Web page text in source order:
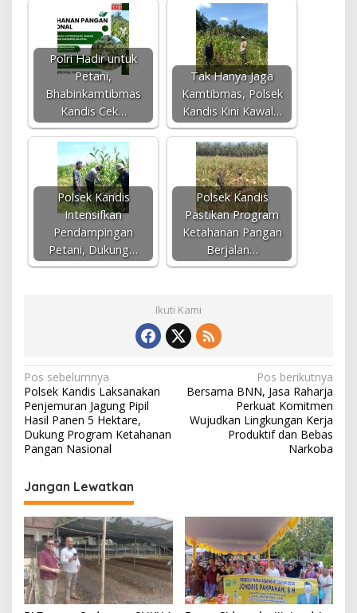
Polri Hadir untuk
Petani,
Bhabinkamtibmas
Kandis Cek…
Tak Hanya Jaga
Kamtibmas, Polsek
Kandis Kini Kawal…
Polsek Kandis
Intensifkan
Pendampingan
Petani, Dukung…
Polsek Kandis
Pastikan Program
Ketahanan Pangan
Berjalan…
Ikuti Kami
N
a
v
i
a
s
i
p
o
s
Pos sebelumnya
Polsek Kandis Laksanakan
Penjemuran Jagung Pipil
Hasil Panen 5 Hektare,
Dukung Program Ketahanan
Pangan Nasional
Pos berikutnya
Bersama BNN, Jasa Raharja
Perkuat Komitmen
Wujudkan Lingkungan Kerja
Produktif dan Bebas
Narkoba
Jangan Lewatkan